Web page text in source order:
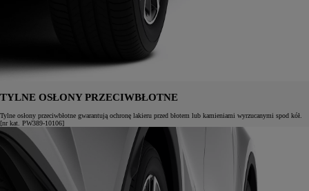
TYLNE OSŁONY PRZECIWBŁOTNE
Tylne osłony przeciwbłotne gwarantują ochronę lakieru przed błotem lub kamieniami wyrzucanymi spod kół.
[nr kat. PW389-10106]